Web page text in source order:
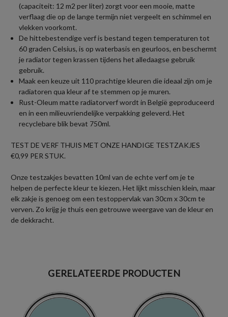
(capaciteit: 12 m2 per liter) zorgt voor een mooie, matte
verflaag die op de lange termijn niet vergeelt en schimmel en
vlekken voorkomt.
De hittebestendige verf is bestand tegen temperaturen tot
60 graden Celsius, is op waterbasis en geurloos, en beschermt
je radiator tegen krassen tijdens het alledaagse gebruik
gebruik.
Maak een keuze uit 110 prachtige kleuren die ideaal zijn om je
radiatoren qua kleur af te stemmen op je muren.
Rust-Oleum matte radiatorverf wordt in België geproduceerd
en in een milieuvriendelijke verpakking geleverd. Het
recyclebare blik bevat 750ml.
TEST DE VERF THUIS MET ONZE HANDIGE TESTZAKJES
€0,99 PER STUK.
Onze testzakjes bevatten 10ml van de echte verf om je te
helpen de perfecte kleur te kiezen. Het lijkt misschien klein, maar
elk zakje is genoeg om een testoppervlak van 30cm x 30cm te
verven. Zo krijg je thuis een getrouwe weergave van de kleur en
de dekkracht.
GERELATEERDE PRODUCTEN